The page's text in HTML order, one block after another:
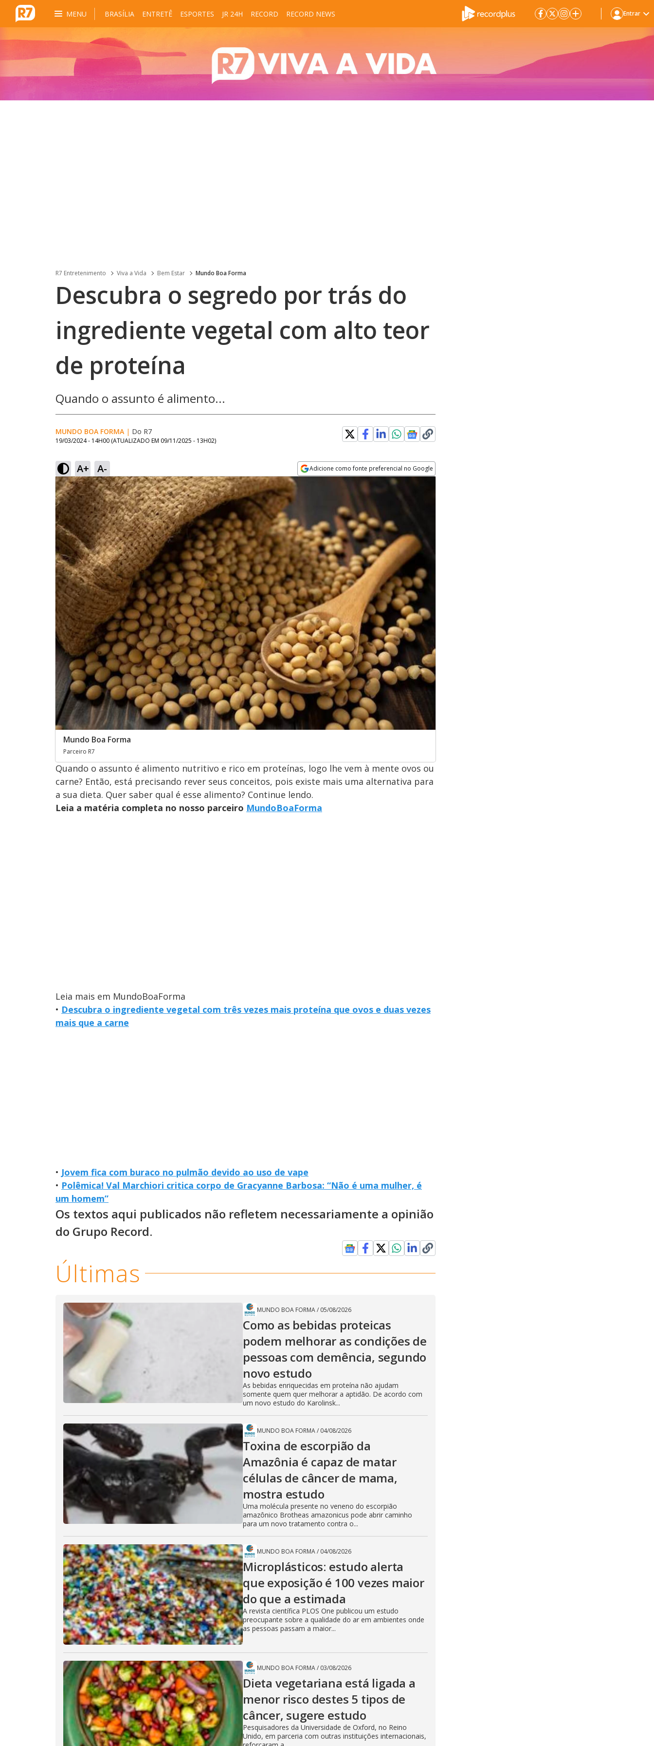
MENU BRASÍLIA ENTRETÊ ESPORTES JR 24H RECORD RECORD NEWS Entrar
R7 Entretenimento Viva a Vida Bem Estar Mundo Boa Forma
Descubra o segredo por trás do
ingrediente vegetal com alto teor
de proteína
Quando o assunto é alimento...
MUNDO BOA FORMA | Do R7
19/03/2024 - 14H00 (ATUALIZADO EM 09/11/2025 - 13H02)
A+ A- Adicione como fonte preferencial no Google
Opens in new window
Mundo Boa Forma
Parceiro R7
Quando o assunto é alimento nutritivo e rico em proteínas, logo lhe vem à mente ovos ou
carne? Então, está precisando rever seus conceitos, pois existe mais uma alternativa para
a sua dieta. Quer saber qual é esse alimento? Continue lendo.
Leia a matéria completa no nosso parceiro MundoBoaForma
Leia mais em MundoBoaForma
• Descubra o ingrediente vegetal com três vezes mais proteína que ovos e duas vezes
mais que a carne
• Jovem fica com buraco no pulmão devido ao uso de vape
• Polêmica! Val Marchiori critica corpo de Gracyanne Barbosa: “Não é uma mulher, é
um homem”
Os textos aqui publicados não refletem necessariamente a opinião
do Grupo Record.
Últimas
MUNDO BOA FORMA/ 05/08/2026
Como as bebidas proteicas
podem melhorar as condições de
pessoas com demência, segundo
novo estudo
As bebidas enriquecidas em proteína não ajudam
somente quem quer melhorar a aptidão. De acordo com
um novo estudo do Karolinsk...
MUNDO BOA FORMA/ 04/08/2026
Toxina de escorpião da
Amazônia é capaz de matar
células de câncer de mama,
mostra estudo
Uma molécula presente no veneno do escorpião
amazônico Brotheas amazonicus pode abrir caminho
para um novo tratamento contra o...
MUNDO BOA FORMA/ 04/08/2026
Microplásticos: estudo alerta
que exposição é 100 vezes maior
do que a estimada
A revista científica PLOS One publicou um estudo
preocupante sobre a qualidade do ar em ambientes onde
as pessoas passam a maior...
MUNDO BOA FORMA/ 03/08/2026
Dieta vegetariana está ligada a
menor risco destes 5 tipos de
câncer, sugere estudo
Pesquisadores da Universidade de Oxford, no Reino
Unido, em parceria com outras instituições internacionais,